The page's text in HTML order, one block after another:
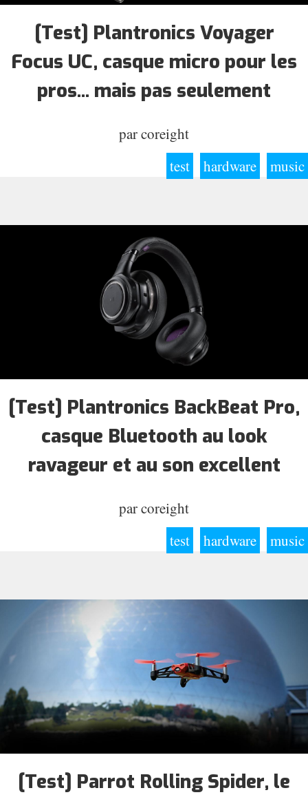
[Test] Plantronics Voyager
Focus UC, casque micro pour les
pros... mais pas seulement
parcoreight
test
hardware music
[Test] Plantronics BackBeat Pro,
casque Bluetooth au look
ravageur et au son excellent
parcoreight
test
hardware music
[Test] Parrot Rolling Spider, le